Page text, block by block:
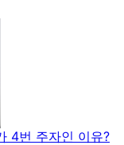
4번 주자인 이유?